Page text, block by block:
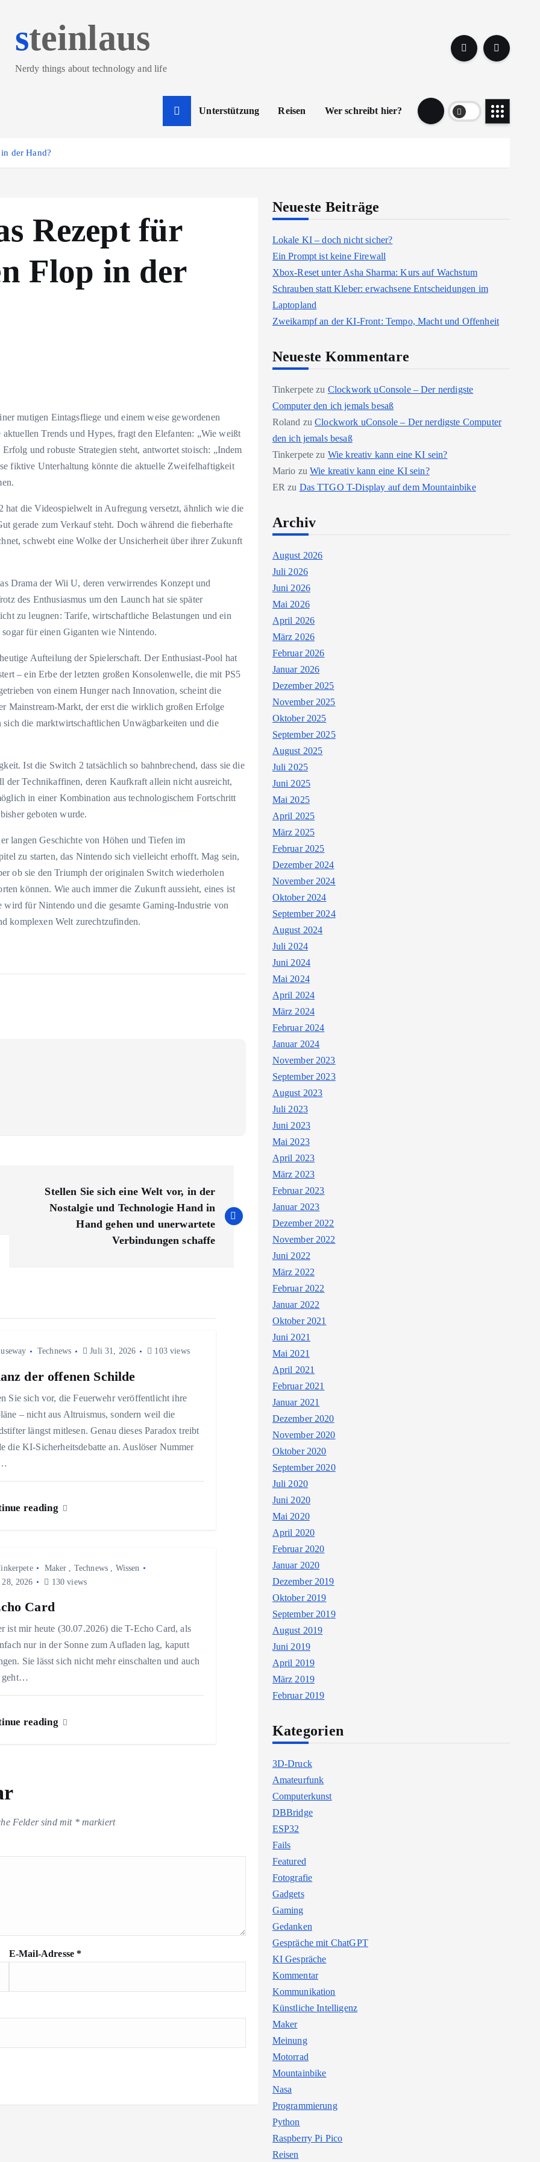
steinlaus
Nerdy things about technology and life
Unterstützung Reisen Wer schreibt hier?
der Hand?
Rezept für
Flop in der
mutigen Eintagsfliege und einem weise gewordenen
Trends und Hypes, fragt den Elefanten: „Wie weißt
und robuste Strategien steht, antwortet stoisch: „Indem
fiktive Unterhaltung könnte die aktuelle Zweifelhaftigkeit
die Videospielwelt in Aufregung versetzt, ähnlich wie die
gerade zum Verkauf steht. Doch während die fieberhafte
schwebt eine Wolke der Unsicherheit über ihrer Zukunft
Drama der Wii U, deren verwirrendes Konzept und
des Enthusiasmus um den Launch hat sie später
zu leugnen: Tarife, wirtschaftliche Belastungen und ein
für einen Giganten wie Nintendo.
Aufteilung der Spielerschaft. Der Enthusiast-Pool hat
– ein Erbe der letzten großen Konsolenwelle, die mit PS5
von einem Hunger nach Innovation, scheint die
Mainstream-Markt, der erst die wirklich großen Erfolge
die marktwirtschaftlichen Unwägbarkeiten und die
Ist die Switch 2 tatsächlich so bahnbrechend, dass sie die
der Technikaffinen, deren Kaufkraft allein nicht ausreicht,
in einer Kombination aus technologischem Fortschritt
geboten wurde.
langen Geschichte von Höhen und Tiefen im
zu starten, das Nintendo sich vielleicht erhofft. Mag sein,
ob sie den Triumph der originalen Switch wiederholen
können. Wie auch immer die Zukunft aussieht, eines ist
für Nintendo und die gesamte Gaming-Industrie von
komplexen Welt zurechtzufinden.
Stellen Sie sich eine Welt vor, in der
Nostalgie und Technologie Hand in
Hand gehen und unerwartete
Verbindungen schaffe
Technews Juli 31, 2026 103 views
der offenen Schilde
Sie sich vor, die Feuerwehr veröffentlicht ihre
– nicht aus Altruismus, sondern weil die
längst mitlesen. Genau dieses Paradox treibt
die KI-Sicherheitsdebatte an. Auslöser Nummer
reading
Maker Technews
Wissen
2026
130 views
Card
ist mir heute (30.07.2026) die T-Echo Card, als
nur in der Sonne zum Aufladen lag, kaputt
Sie lässt sich nicht mehr einschalten und auch
geht…
reading
Felder sind mit *markiert
E-Mail-Adresse *
Neueste Beiträge
Lokale KI – doch nicht sicher?
Ein Prompt ist keine Firewall
Xbox-Reset unter Asha Sharma: Kurs auf Wachstum
Schrauben statt Kleber: erwachsene Entscheidungen im
Laptopland
Zweikampf an der KI-Front: Tempo, Macht und Offenheit
Neueste Kommentare
Tinkerpete zu Clockwork uConsole – Der nerdigste
Computer den ich jemals besaß
Roland zuClockwork uConsole – Der nerdigste Computer
den ich jemals besaß
Tinkerpete zu Wie kreativ kann eine KI sein?
Mario zu Wie kreativ kann eine KI sein?
ER zu Das TTGO T-Display auf dem Mountainbike
Archiv
August 2026
Juli 2026
Juni 2026
Mai 2026
April 2026
März 2026
Februar 2026
Januar 2026
Dezember 2025
November 2025
Oktober 2025
September 2025
August 2025
Juli 2025
Juni 2025
Mai 2025
April 2025
März 2025
Februar 2025
Dezember 2024
November 2024
Oktober 2024
September 2024
August 2024
Juli 2024
Juni 2024
Mai 2024
April 2024
März 2024
Februar 2024
Januar 2024
November 2023
September 2023
August 2023
Juli 2023
Juni 2023
Mai 2023
April 2023
März 2023
Februar 2023
Januar 2023
Dezember 2022
November 2022
Juni 2022
März 2022
Februar 2022
Januar 2022
Oktober 2021
Juni 2021
Mai 2021
April 2021
Februar 2021
Januar 2021
Dezember 2020
November 2020
Oktober 2020
September 2020
Juli 2020
Juni 2020
Mai 2020
April 2020
Februar 2020
Januar 2020
Dezember 2019
Oktober 2019
September 2019
August 2019
Juni 2019
April 2019
März 2019
Februar 2019
Kategorien
3D-Druck
Amateurfunk
Computerkunst
DBBridge
ESP32
Fails
Featured
Fotografie
Gadgets
Gaming
Gedanken
Gespräche mit ChatGPT
KI Gespräche
Kommentar
Kommunikation
Künstliche Intelligenz
Maker
Meinung
Motorrad
Mountainbike
Nasa
Programmierung
Python
Raspberry Pi Pico
Reisen